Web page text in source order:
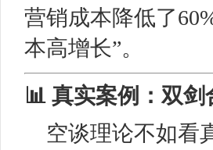
营销成本降低了
本高增长”。
📊 真实案例：双
空谈理论不如看